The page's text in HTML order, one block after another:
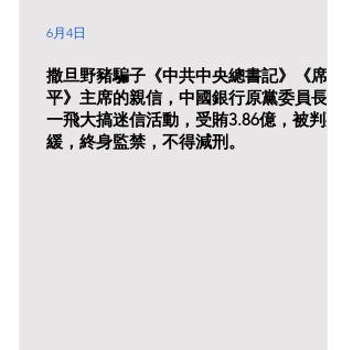
撒旦野豬騙子《中共中央總書記》《席近
平》主席的親信，中國銀行原黨委員長范
一飛大搞迷信活動，受賄3.86億，被判死
緩，終身監禁，不得減刑。
6月4日